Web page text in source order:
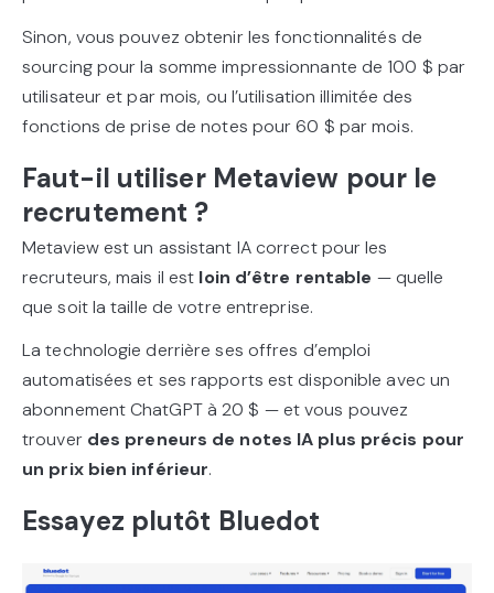
Sinon, vous pouvez obtenir les fonctionnalités de
sourcing pour la somme impressionnante de 100 $ par
utilisateur et par mois, ou l’utilisation illimitée des
fonctions de prise de notes pour 60 $ par mois.
Faut-il utiliser Metaview pour le
recrutement ?
Metaview est un assistant IA correct pour les
recruteurs, mais il est loin d’être rentable — quelle
que soit la taille de votre entreprise.
La technologie derrière ses offres d’emploi
automatisées et ses rapports est disponible avec un
abonnement ChatGPT à 20 $ — et vous pouvez
trouver des preneurs de notes IA plus précis pour
un prix bien inférieur.
Essayez plutôt Bluedot